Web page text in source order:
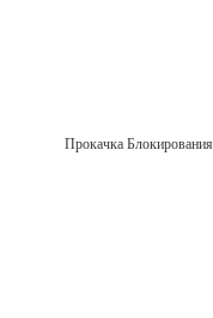
Прокачка Блокирования